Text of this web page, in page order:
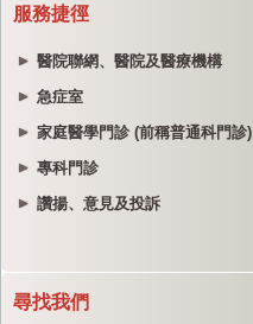
服務捷徑
醫院聯網、醫院及醫療機構
急症室
家庭醫學門診 (前稱普通科門診)
專科門診
讚揚、意見及投訴
尋找我們